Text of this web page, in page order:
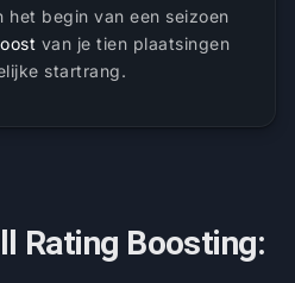
het begin van een seizoen
van je tien plaatsingen
startrang.
Rating Boosting: